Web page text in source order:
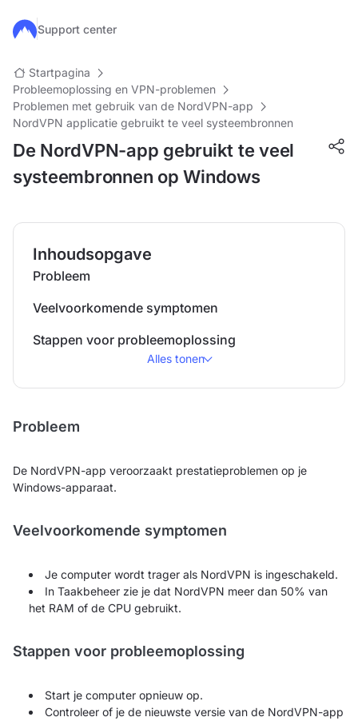
Ga naar de hoofdinhoud
Support center
Startpagina
Probleemoplossing en VPN-problemen
Problemen met gebruik van de NordVPN-app
NordVPN applicatie gebruikt te veel systeembronnen
De NordVPN-app gebruikt te veel
systeembronnen op Windows
Inhoudsopgave
Probleem
Veelvoorkomende symptomen
Stappen voor probleemoplossing
Alles tonen
Probleem
De NordVPN-app veroorzaakt prestatieproblemen op je
Windows-apparaat.
Veelvoorkomende symptomen
Je computer wordt trager als NordVPN is ingeschakeld.
In Taakbeheer zie je dat NordVPN meer dan 50% van
het RAM of de CPU gebruikt.
Stappen voor probleemoplossing
Start je computer opnieuw op.
Controleer of je de nieuwste versie van de NordVPN-app